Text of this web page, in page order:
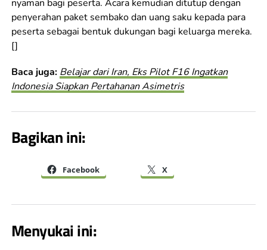
nyaman bagi peserta. Acara kemudian ditutup dengan
penyerahan paket sembako dan uang saku kepada para
peserta sebagai bentuk dukungan bagi keluarga mereka.
[]
Baca juga: Belajar dari Iran, Eks Pilot F16 Ingatkan
Indonesia Siapkan Pertahanan Asimetris
Bagikan ini:
Facebook X
Menyukai ini: